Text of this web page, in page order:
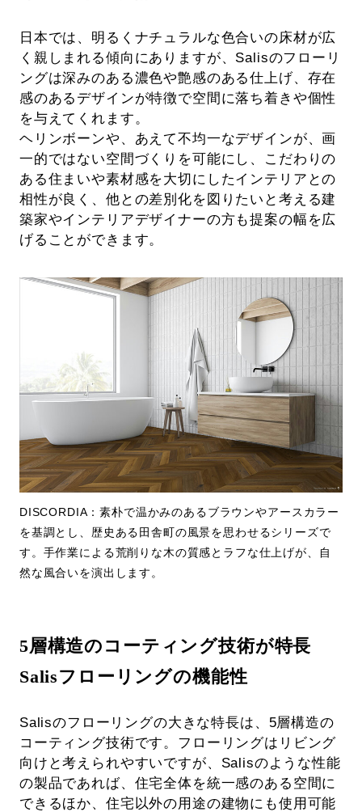
日本では、明るくナチュラルな色合いの床材が広
く親しまれる傾向にありますが、Salisのフローリ
ングは深みのある濃色や艶感のある仕上げ、存在
感のあるデザインが特徴で空間に落ち着きや個性
を与えてくれます。
ヘリンボーンや、あえて不均一なデザインが、画
一的ではない空間づくりを可能にし、こだわりの
ある住まいや素材感を大切にしたインテリアとの
相性が良く、他との差別化を図りたいと考える建
築家やインテリアデザイナーの方も提案の幅を広
げることができます。
DISCORDIA：素朴で温かみのあるブラウンやアースカラー
を基調とし、歴史ある田舎町の風景を思わせるシリーズで
す。手作業による荒削りな木の質感とラフな仕上げが、自
然な風合いを演出します。
5層構造のコーティング技術が特長
Salisフローリングの機能性
Salisのフローリングの大きな特長は、5層構造の
コーティング技術です。フローリングはリビング
向けと考えられやすいですが、Salisのような性能
の製品であれば、住宅全体を統一感のある空間に
できるほか、住宅以外の用途の建物にも使用可能